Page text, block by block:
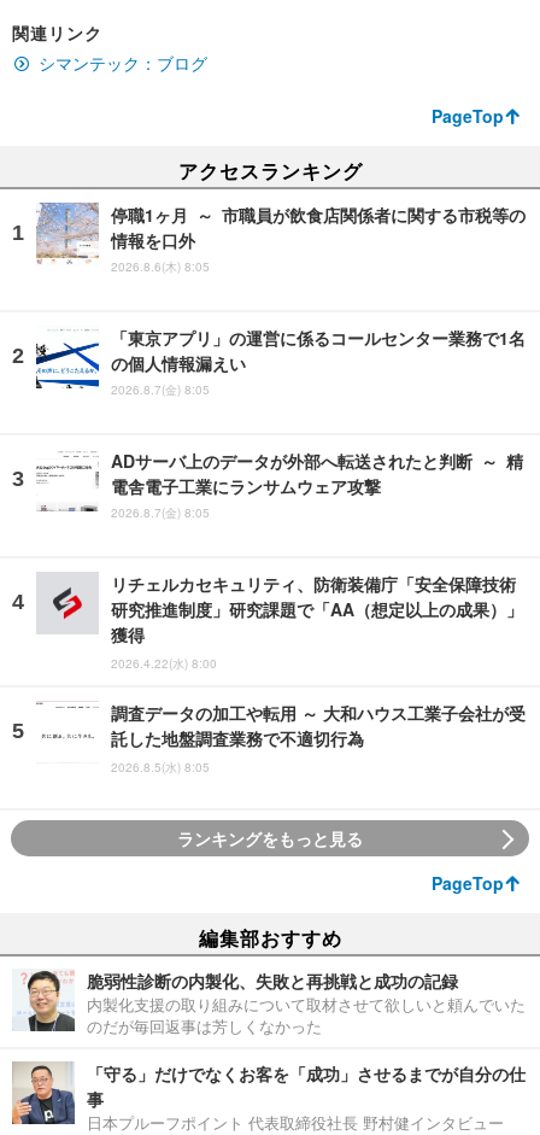
関連リンク
シマンテック：ブログ
PageTop
アクセスランキング
停職1ヶ月 ～ 市職員が飲食店関係者に関する市税等の
情報を口外
2026.8.6(木) 8:05
「東京アプリ」の運営に係るコールセンター業務で1名
の個人情報漏えい
2026.8.7(金) 8:05
ADサーバ上のデータが外部へ転送されたと判断 ～ 精
電舎電子工業にランサムウェア攻撃
2026.8.7(金) 8:05
リチェルカセキュリティ、防衛装備庁「安全保障技術
研究推進制度」研究課題で「AA（想定以上の成果）」
獲得
2026.4.22(水) 8:00
調査データの加工や転用 ～ 大和ハウス工業子会社が受
託した地盤調査業務で不適切行為
2026.8.5(水) 8:05
ランキングをもっと見る
PageTop
編集部おすすめ
脆弱性診断の内製化、失敗と再挑戦と成功の記録
内製化支援の取り組みについて取材させて欲しいと頼んでいた
のだが毎回返事は芳しくなかった
「守る」だけでなくお客を「成功」させるまでが自分の仕
事
日本プルーフポイント 代表取締役社長 野村健インタビュー